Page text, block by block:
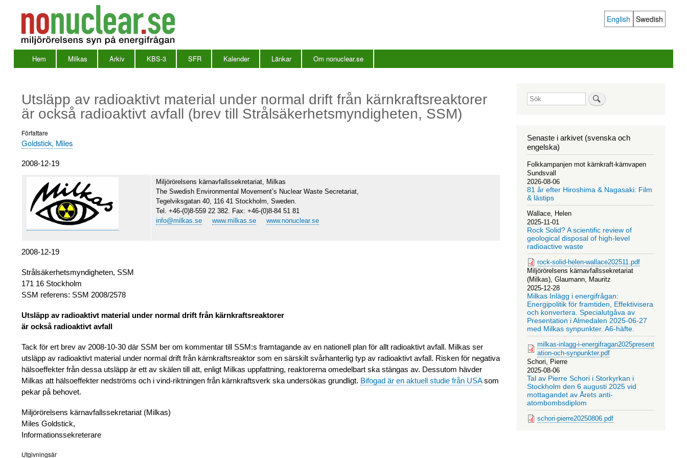
Language
English Swedish
Huvudmeny
Hem Milkas Arkiv KBS-3 SFR Kalender Länkar Om nonuclear.se
Utsläpp av radioaktivt material under normal drift från kärnkraftsreaktorer
är också radioaktivt avfall (brev till Strålsäkerhetsmyndigheten, SSM)
Författare
Goldstick, Miles
Utgivningsdatum
2008-12-19
Miljörörelsens kärnavfallssekretariat, Milkas
The Swedish Environmental Movement’s Nuclear Waste Secretariat,
Tegelviksgatan 40, 116 41 Stockholm, Sweden.
Tel. +46-(0)8-559 22 382. Fax: +46-(0)8-84 51 81
info@milkas.se
www.milkas.se www.nonuclear.se
2008-12-19
Strålsäkerhetsmyndigheten, SSM
171 16 Stockholm
SSM referens: SSM 2008/2578
Utsläpp av radioaktivt material under normal drift från kärnkraftsreaktorer
är också radioaktivt avfall
Tack för ert brev av 2008-10-30 där SSM ber om kommentar till SSM:s framtagande av en nationell plan för allt radioaktivt avfall. Milkas ser
utsläpp av radioaktivt material under normal drift från kärnkraftsreaktor som en särskilt svårhanterlig typ av radioaktivt avfall. Risken för negativa
hälsoeffekter från dessa utsläpp är ett av skälen till att, enligt Milkas uppfattning, reaktorerna omedelbart ska stängas av. Dessutom hävder
Milkas att hälsoeffekter nedströms och i vind-riktningen från kärnkraftsverk ska undersökas grundligt. Bifogad är en aktuell studie från USAsom
pekar på behovet.
Miljörörelsens kärnavfallssekretariat (Milkas)
Miles Goldstick,
Informationssekreterare
Utgivningsår
Sök
Senaste i arkivet (svenska och
engelska)
Folkkampanjen mot kärnkraft-kärnvapen
Sundsvall
2026-08-06
81 år efter Hiroshima & Nagasaki: Film
& lästips
Wallace, Helen
2025-11-01
Rock Solid? A scientific review of
geological disposal of high-level
radioactive waste
rock-solid-helen-wallace202511.pdf
Miljörörelsens kärnavfallssekretariat
(Milkas), Glaumann, Mauritz
2025-12-28
Milkas Inlägg i energifrågan:
Energipolitik för framtiden, Effektivisera
och konvertera. Specialutgåva av
Presentation i Almedalen 2025-06-27
med Milkas synpunkter. A6-häfte.
milkas-inlagg-i-energifragan2025present
ation-och-synpunkter.pdf
Schori, Pierre
2025-08-06
Tal av Pierre Schori i Storkyrkan i
Stockholm den 6 augusti 2025 vid
mottagandet av Årets anti-
atombombsdiplom
schori-pierre20250806.pdf